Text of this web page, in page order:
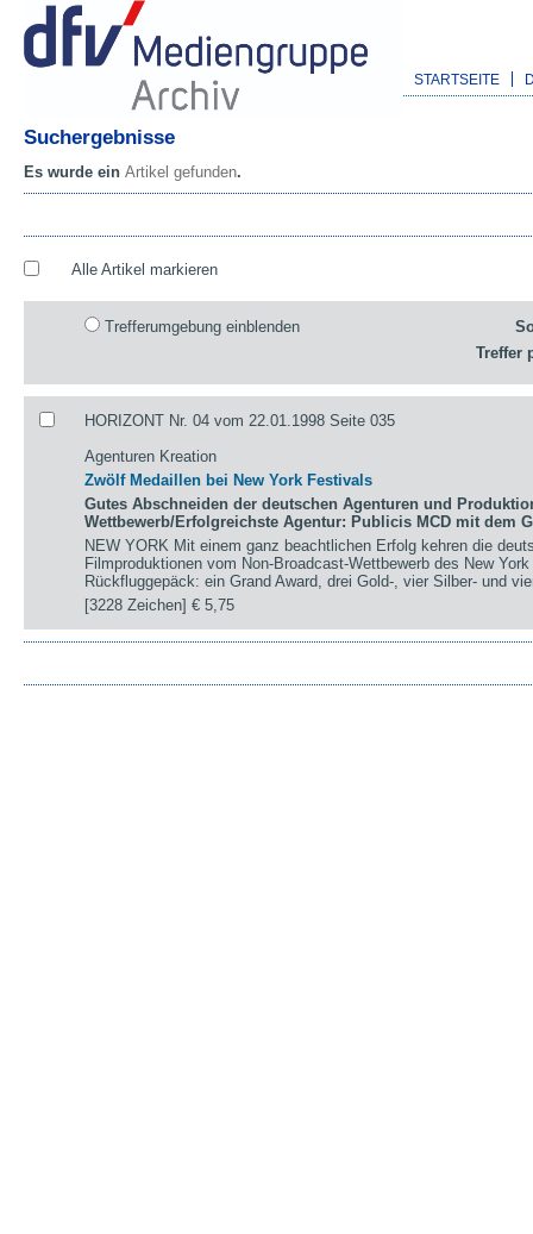
STARTSEITE
Suchergebnisse
Es wurde ein Artikel gefunden.
Alle Artikel markieren
Trefferumgebung einblenden
Treffer
HORIZONT Nr. 04 vom 22.01.1998 Seite 035
Agenturen Kreation
Zwölf Medaillen bei New York Festivals
Gutes Abschneiden der deutschen Agenturen und
Wettbewerb/Erfolgreichste Agentur: Publicis MCD mit dem
NEW YORK Mit einem ganz beachtlichen Erfolg kehren die
Filmproduktionen vom Non-Broadcast-Wettbewerb des New
Rückfluggepäck: ein Grand Award, drei Gold-, vier Silber- und
[3228 Zeichen]€ 5,75